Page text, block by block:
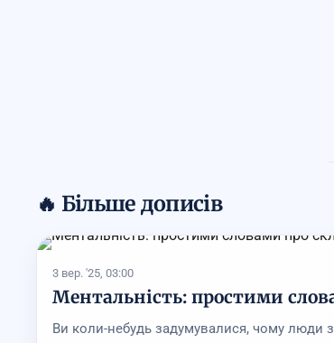
🔥 Більше дописів
3 вер. '25, 03:00
Ментальність: простими
Ви коли-небудь задумувалися, чому люди з